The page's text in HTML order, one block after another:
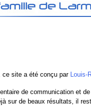
ce site a été conçu par Louis-
de communication et
sur de beaux résultats, il